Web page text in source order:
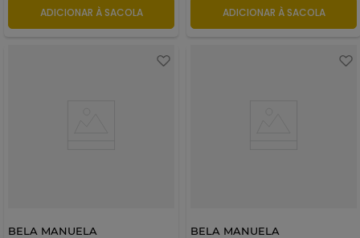
ADICIONAR À SACOLA ADICIONAR À SACOLA
BELA MANUELA BELA MANUELA